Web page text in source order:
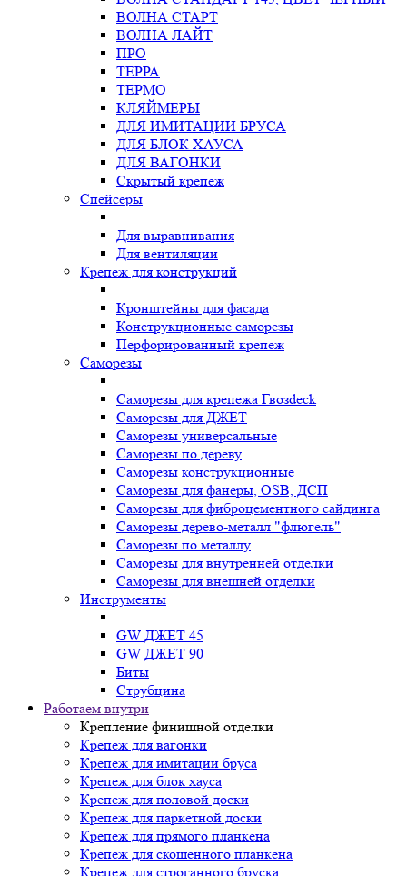
ВОЛНА СТАРТ
ВОЛНА ЛАЙТ
ПРО
ТЕРРА
ТЕРМО
КЛЯЙМЕРЫ
ДЛЯ ИМИТАЦИИ БРУСА
ДЛЯ БЛОК ХАУСА
ДЛЯ ВАГОНКИ
Скрытый крепеж
Спейсеры
Для выравнивания
Для вентиляции
Крепеж для конструкций
Кронштейны для фасада
Конструкционные саморезы
Перфорированный крепеж
Саморезы
Саморезы для крепежа Гвозdeck
Саморезы для ДЖЕТ
Саморезы универсальные
Саморезы по дереву
Саморезы конструкционные
Cаморезы для фанеры, OSB, ДСП
Саморезы для фиброцементного сайдинга
Саморезы дерево-металл "флюгель"
Саморезы по металлу
Саморезы для внутренней отделки
Саморезы для внешней отделки
Инструменты
GW ДЖЕТ 45
GW ДЖЕТ 90
Биты
Струбцина
Работаем внутри
Крепление финишной отделки
Крепеж для вагонки
Крепеж для имитации бруса
Крепеж для блок хауса
Крепеж для половой доски
Крепеж для паркетной доски
Крепеж для прямого планкена
Крепеж для скошенного планкена
Крепеж для строганного бруска